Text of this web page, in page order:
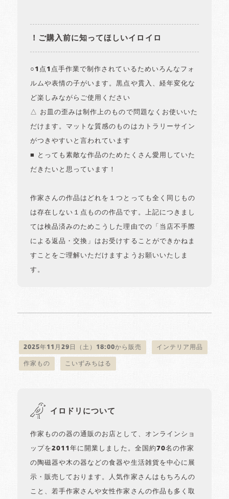
！ご購入前に知ってほしいイロイロ
○1点1点手作業で制作されているためいろんなフォ
ルムや表情の子がいます。黒点や貫入、経年変化な
ど楽しみながらご使用ください
△ お皿の歪みは制作上のもので問題なくお使いいた
だけます。マットな質感のものはカトラリーサイン
がつきやすいと言われています
■ とっても素敵な作品のためたくさん愛用していた
だきたいと思っています！
作家さんの作品はどれを１つとっても全く同じもの
は存在しない１点ものの作品です。上記につきまし
ては検品済みのためこうした理由での「当店不手際
による返品・交換」はお受けすることができかねま
すことをご理解いただけますようお願いいたしま
す。
2025年11月29日（土）18:00から販売 インテリア用品
作家もの こいずみちはる
イロドリについて
作家ものの器の通販のお店として、オンラインショ
ップを2011年に開業しました。全国約70名の作家
の陶磁器や木の器などの食器や生活雑貨を中心に展
示・販売しております。人気作家さんはもちろんの
こと、若手作家さんや女性作家さんの作品も多く取